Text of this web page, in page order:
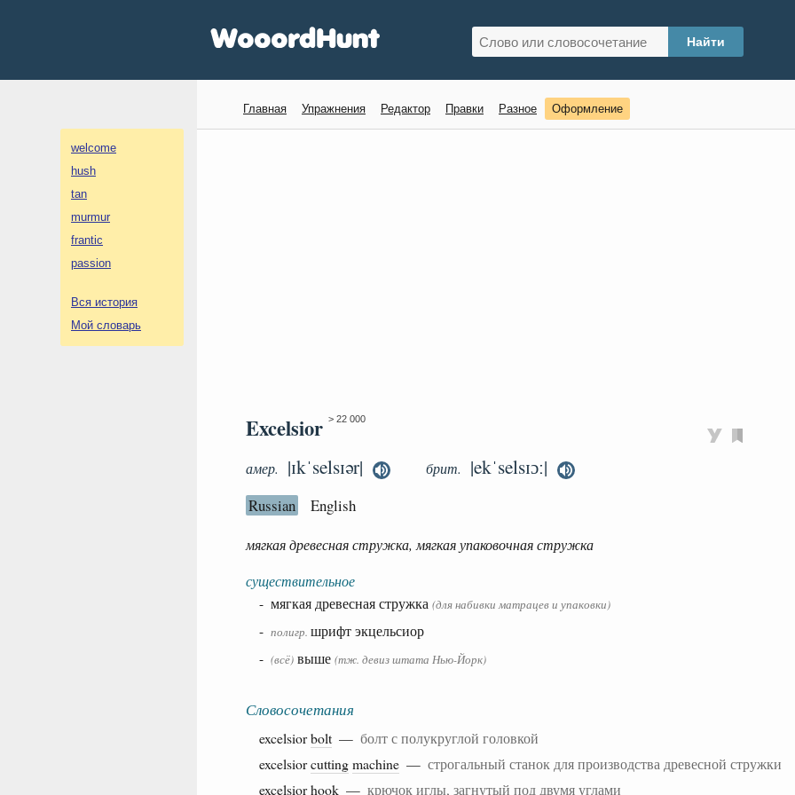
welcome
hush
tan
murmur
frantic
passion
Вся история
Мой словарь
Главная Упражнения Редактор Правки Разное Оформление
Excelsior > 22 000
амер. |ɪkˈselsɪər| брит. |ekˈselsɪɔː|
Russian English
мягкая древесная стружка, мягкая упаковочная стружка
существительное
- мягкая древесная стружка (для набивки матрацев и упаковки)
- полигр. шрифт экцельсиор
- (всё) выше (тж. девиз штата Нью-Йорк)
Словосочетания
excelsiorbolt — болт с полукруглой головкой
excelsiorcuttingmachine — строгальный станок для производства древесной стружки
excelsiorhook — крючок иглы, загнутый под двумя углами